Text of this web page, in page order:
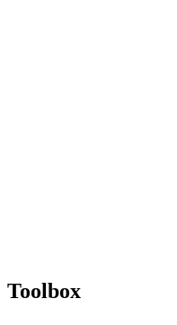
Toolbox